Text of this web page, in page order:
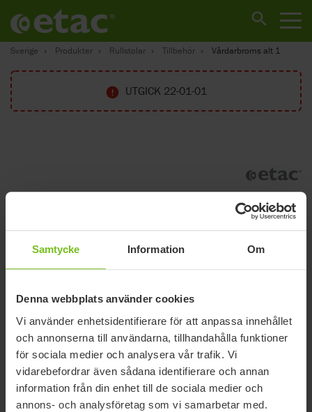
Samtycke Information Om
Denna webbplats använder cookies
Vi använder enhetsidentifierare för att anpassa innehållet
och annonserna till användarna, tillhandahålla funktioner
för sociala medier och analysera vår trafik. Vi
vidarebefordrar även sådana identifierare och annan
information från din enhet till de sociala medier och
annons- och analysföretag som vi samarbetar med.
Sverige Produkter Rullstolar Tillbehör Vårdarbroms alt 1
UTGICK 22-01-01